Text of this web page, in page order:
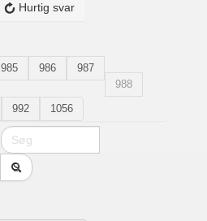
Hurtig svar
985 986
987
988
992 1056